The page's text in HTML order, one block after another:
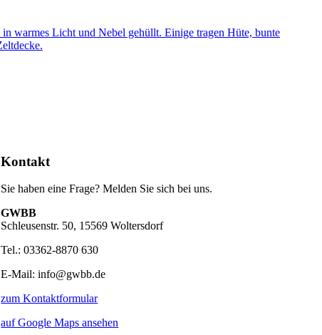
Kontakt
Sie haben eine Frage? Melden Sie sich bei uns.
GWBB
Schleusenstr. 50, 15569 Woltersdorf
Tel.: 03362-8870 630
E-Mail: info@gwbb.de
zum Kontaktformular
auf Google Maps ansehen